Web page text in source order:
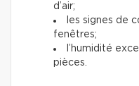
d’air;
les signes de
fenêtres;
l’humidité
pièces.